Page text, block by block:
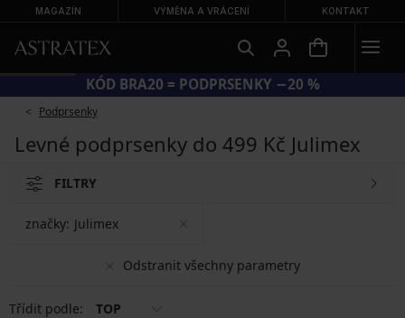
MAGAZÍN VÝMĚNA A VRÁCENÍ KONTAKT
KÓD BRA20 = PODPRSENKY −20 %
Podprsenky
Levné podprsenky do 499 Kč Julimex
FILTRY
Odstranit všechny parametry
značky: Julimex
Třídit podle: TOP